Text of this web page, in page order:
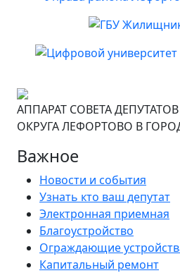
АППАРАТ СОВЕТА
ОКРУГА ЛЕФОРТОВО В
Важное
Новости и события
Узнать кто ваш депутат
Электронная приемная
Благоустройство
Ограждающие
Капитальный ремонт